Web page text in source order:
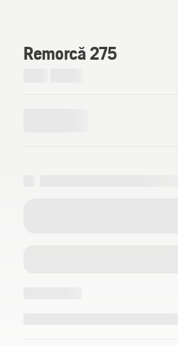
Remorcă 275